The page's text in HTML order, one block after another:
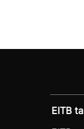
EITB